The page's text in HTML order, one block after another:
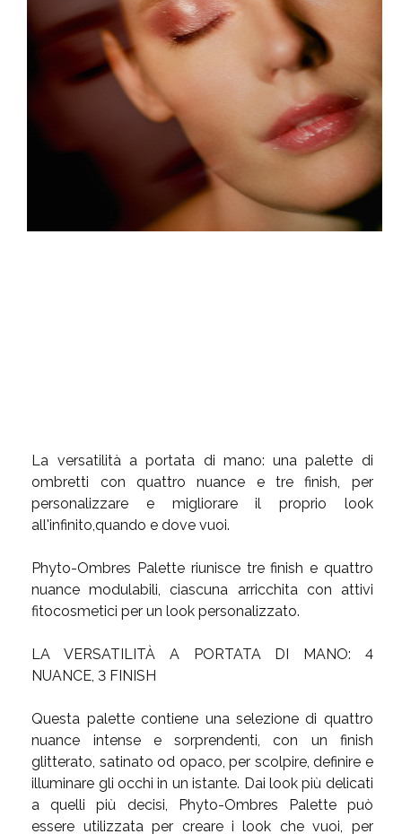
La versatilità a portata di mano: una palette di
ombretti con quattro nuance e tre finish, per
personalizzare e migliorare il proprio look
all'infinito,quando e dove vuoi.
Phyto-Ombres Palette riunisce tre finish e quattro
nuance modulabili, ciascuna arricchita con attivi
fitocosmetici per un look personalizzato.
LA VERSATILITÀ A PORTATA DI MANO: 4
NUANCE, 3 FINISH
Questa palette contiene una selezione di quattro
nuance intense e sorprendenti, con un finish
glitterato, satinato od opaco, per scolpire, definire e
illuminare gli occhi in un istante. Dai look più delicati
a quelli più decisi, Phyto-Ombres Palette può
essere utilizzata per creare i look che vuoi, per